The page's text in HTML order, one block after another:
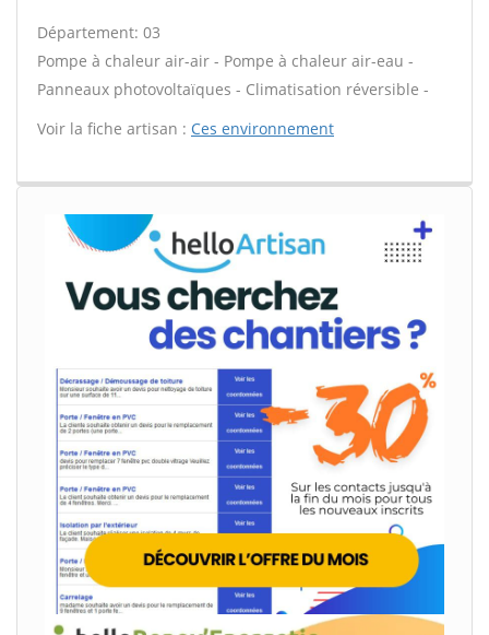
Département: 03
Pompe à chaleur air-air - Pompe à chaleur air-eau -
Panneaux photovoltaïques - Climatisation réversible -
Voir la fiche artisan : Ces environnement